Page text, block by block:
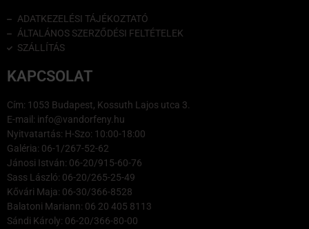
ADATKEZELÉSI TÁJÉKOZTATÓ
ÁLTALÁNOS SZERZŐDÉSI FELTÉTELEK
SZÁLLÍTÁS
KAPCSOLAT
Cím: 1053 Budapest, Kossuth Lajos utca 3.
E-mail: info@vandorfeny.hu
Nyitvatartás: H-Szo: 10:00-18:00
Galéria: 06-1/267-52-62
Jánosi István: 06-20/915-60-76
Sass László: 06-20/265-25-49
Kővári Maja: 06-30/366-8528
Balatoni Mariann: 06 20 405 8113
Sándi Károly: 06-20/366-80-00